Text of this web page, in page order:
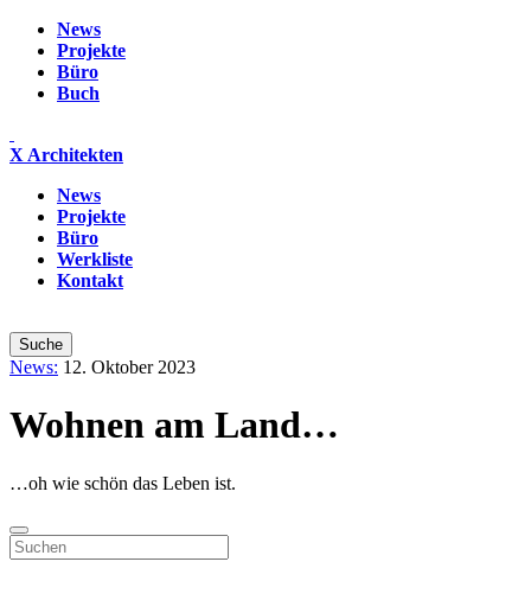
News
Projekte
Büro
Buch
X Architekten
News
Projekte
Büro
Werkliste
Kontakt
News: 12. Oktober 2023
Wohnen am Land…
…oh wie schön das Leben ist.